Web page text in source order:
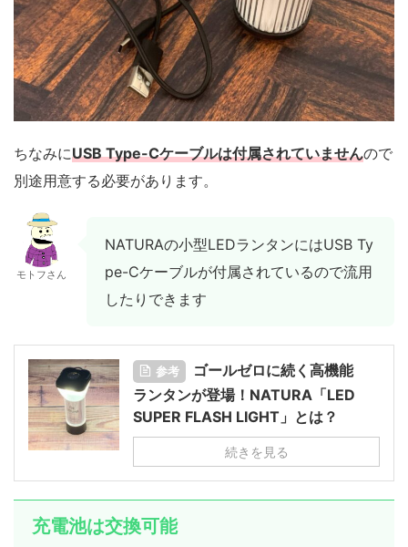
ちなみにUSB Type-Cケーブルは付属されていませんので
別途用意する必要があります。
モトフさん
NATURAの小型LEDランタンにはUSB Ty
pe-Cケーブルが付属されているので流用
したりできます
参考
ゴールゼロに続く高機能
ランタンが登場！NATURA「LED
SUPER FLASH LIGHT」とは？
続きを見る
充電池は交換可能